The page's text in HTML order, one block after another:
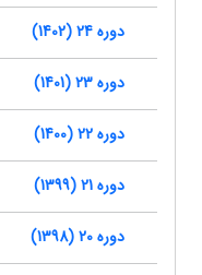
دوره 24 (1402)
دوره 23 (1401)
دوره 22 (1400)
دوره 21 (1399)
دوره 20 (1398)